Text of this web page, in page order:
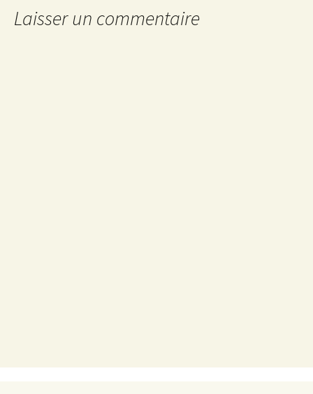
articles
Laisser un commentaire